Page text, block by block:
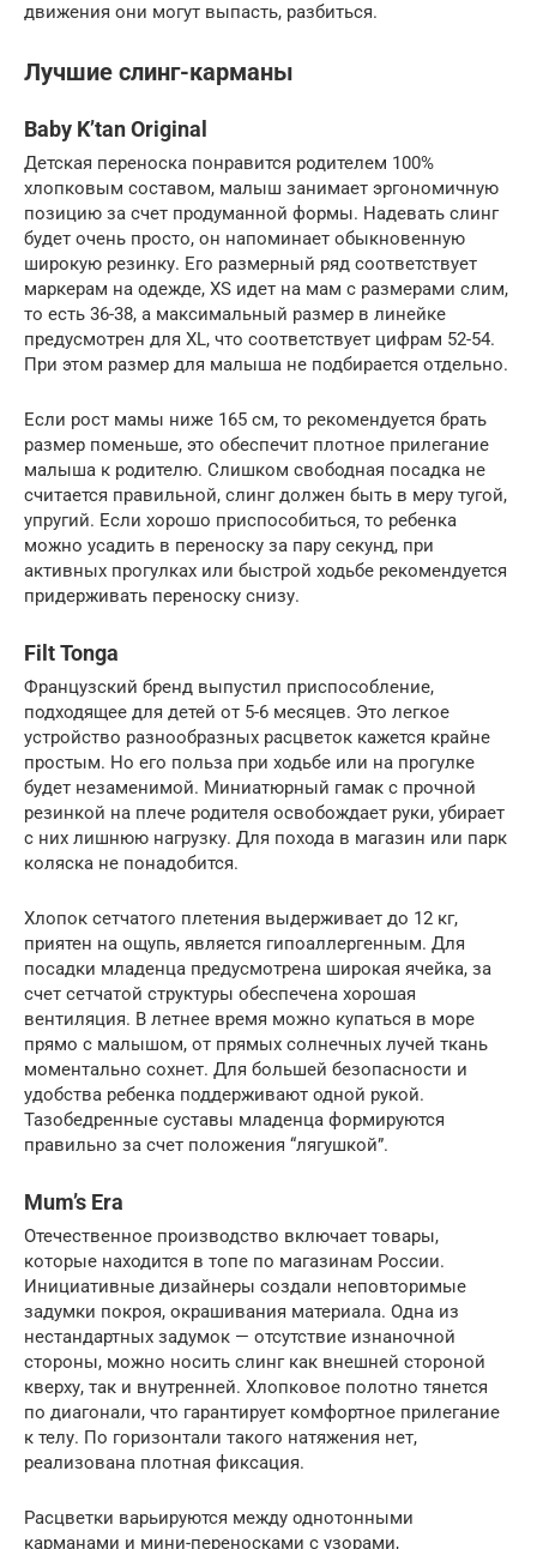
движения они могут выпасть, разбиться.
Лучшие слинг-карманы
Baby K’tan Original
Детская переноска понравится родителем 100%
хлопковым составом, малыш занимает эргономичную
позицию за счет продуманной формы. Надевать слинг
будет очень просто, он напоминает обыкновенную
широкую резинку. Его размерный ряд соответствует
маркерам на одежде, XS идет на мам с размерами слим,
то есть 36-38, а максимальный размер в линейке
предусмотрен для XL, что соответствует цифрам 52-54.
При этом размер для малыша не подбирается отдельно.
Если рост мамы ниже 165 см, то рекомендуется брать
размер поменьше, это обеспечит плотное прилегание
малыша к родителю. Слишком свободная посадка не
считается правильной, слинг должен быть в меру тугой,
упругий. Если хорошо приспособиться, то ребенка
можно усадить в переноску за пару секунд, при
активных прогулках или быстрой ходьбе рекомендуется
придерживать переноску снизу.
Filt Tonga
Французский бренд выпустил приспособление,
подходящее для детей от 5-6 месяцев. Это легкое
устройство разнообразных расцветок кажется крайне
простым. Но его польза при ходьбе или на прогулке
будет незаменимой. Миниатюрный гамак с прочной
резинкой на плече родителя освобождает руки, убирает
с них лишнюю нагрузку. Для похода в магазин или парк
коляска не понадобится.
Хлопок сетчатого плетения выдерживает до 12 кг,
приятен на ощупь, является гипоаллергенным. Для
посадки младенца предусмотрена широкая ячейка, за
счет сетчатой структуры обеспечена хорошая
вентиляция. В летнее время можно купаться в море
прямо с малышом, от прямых солнечных лучей ткань
моментально сохнет. Для большей безопасности и
удобства ребенка поддерживают одной рукой.
Тазобедренные суставы младенца формируются
правильно за счет положения “лягушкой”.
Mum’s Era
Отечественное производство включает товары,
которые находится в топе по магазинам России.
Инициативные дизайнеры создали неповторимые
задумки покроя, окрашивания материала. Одна из
нестандартных задумок — отсутствие изнаночной
стороны, можно носить слинг как внешней стороной
кверху, так и внутренней. Хлопковое полотно тянется
по диагонали, что гарантирует комфортное прилегание
к телу. По горизонтали такого натяжения нет,
реализована плотная фиксация.
Расцветки варьируются между однотонными
карманами и мини-переносками с узорами,